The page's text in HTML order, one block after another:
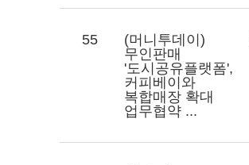
55
(머니투데이)
무인판매
'도시공유플랫폼',
커피베이와
복합매장 확대
업무협약 ...